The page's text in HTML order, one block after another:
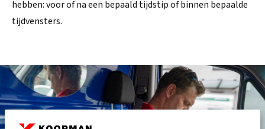
hebben: voor of na een bepaald tijdstip of binnen bepaalde
tijdvensters.